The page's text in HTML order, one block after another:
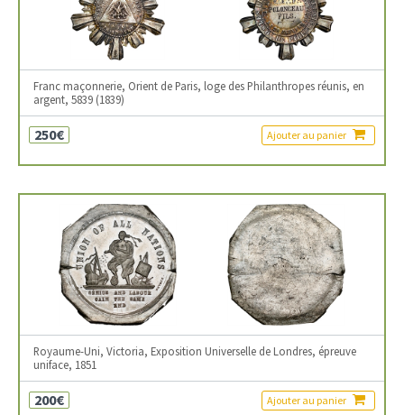
Franc maçonnerie, Orient de Paris, loge des Philanthropes réunis, en
argent, 5839 (1839)
250€ Ajouter au panier
Royaume-Uni, Victoria, Exposition Universelle de Londres, épreuve
uniface, 1851
200€ Ajouter au panier